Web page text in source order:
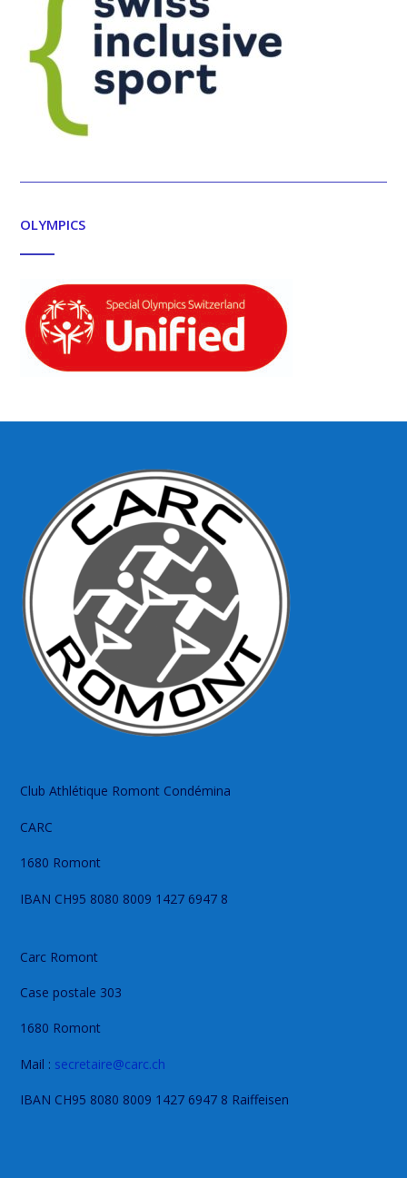
OLYMPICS
Club Athlétique Romont Condémina
CARC
1680 Romont
IBAN CH95 8080 8009 1427 6947 8
Carc Romont
Case postale 303
1680 Romont
Mail : secretaire@carc.ch
IBAN CH95 8080 8009 1427 6947 8 Raiffeisen